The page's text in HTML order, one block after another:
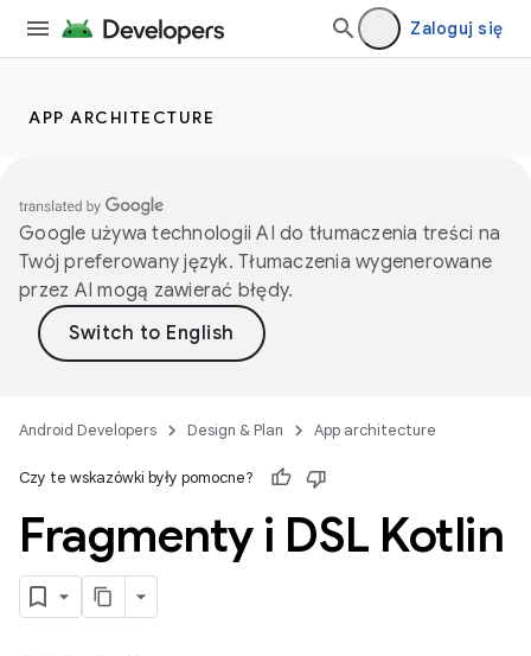
Zaloguj się
APP ARCHITECTURE
Google używa technologii AI do tłumaczenia treści na
Twój preferowany język. Tłumaczenia wygenerowane
przez AI mogą zawierać błędy.
Android Developers Design & Plan App architecture
Czy te wskazówki były pomocne?
Fragmenty i DSL Kotlin